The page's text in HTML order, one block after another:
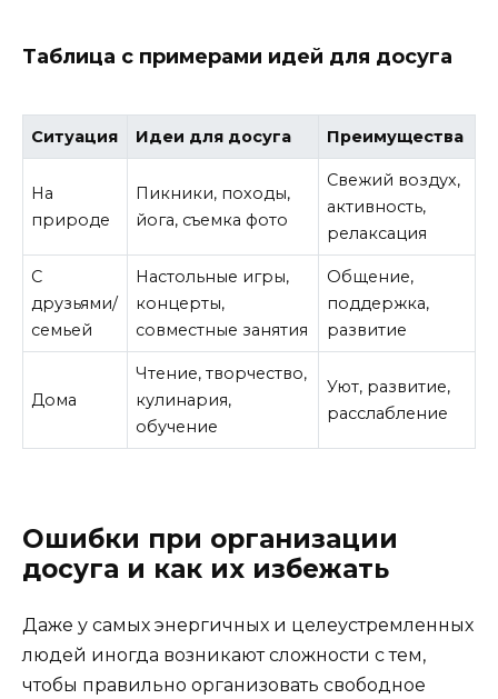
Таблица с примерами идей для досуга
Ситуация Идеи для досуга Преимущества
На
природе
Пикники, походы,
йога, съемка фото
Свежий воздух,
активность,
релаксация
С
друзьями/
семьей
Настольные игры,
концерты,
совместные занятия
Общение,
поддержка,
развитие
Дома
Чтение, творчество,
кулинария,
обучение
Уют, развитие,
расслабление
Ошибки при организации
досуга и как их избежать
Даже у самых энергичных и целеустремленных
людей иногда возникают сложности с тем,
чтобы правильно организовать свободное